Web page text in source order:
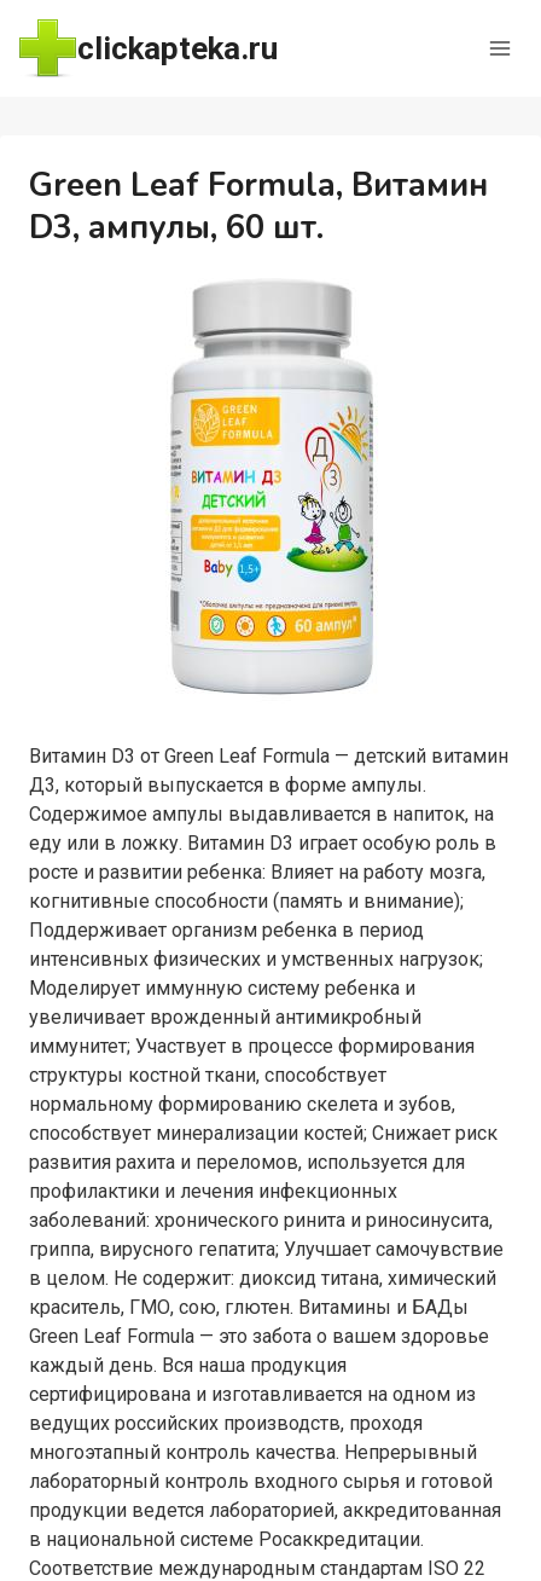
Перейти
содержимому
clickapteka.ru
Green Leaf Formula, Витамин
D3, ампулы, 60 шт.
Витамин D3 от Green Leaf Formula — детский витамин
Д3, который выпускается в форме ампулы.
Содержимое ампулы выдавливается в напиток, на
еду или в ложку. Витамин D3 играет особую роль в
росте и развитии ребенка: Влияет на работу мозга,
когнитивные способности (память и внимание);
Поддерживает организм ребенка в период
интенсивных физических и умственных нагрузок;
Моделирует иммунную систему ребенка и
увеличивает врожденный антимикробный
иммунитет; Участвует в процессе формирования
структуры костной ткани, способствует
нормальному формированию скелета и зубов,
способствует минерализации костей; Снижает риск
развития рахита и переломов, используется для
профилактики и лечения инфекционных
заболеваний: хронического ринита и риносинусита,
гриппа, вирусного гепатита; Улучшает самочувствие
в целом. Не содержит: диоксид титана, химический
краситель, ГМО, сою, глютен. Витамины и БАДы
Green Leaf Formula — это забота о вашем здоровье
каждый день. Вся наша продукция
сертифицирована и изготавливается на одном из
ведущих российских производств, проходя
многоэтапный контроль качества. Непрерывный
лабораторный контроль входного сырья и готовой
продукции ведется лабораторией, аккредитованная
в национальной системе Росаккредитации.
Соответствие международным стандартам ISO 22